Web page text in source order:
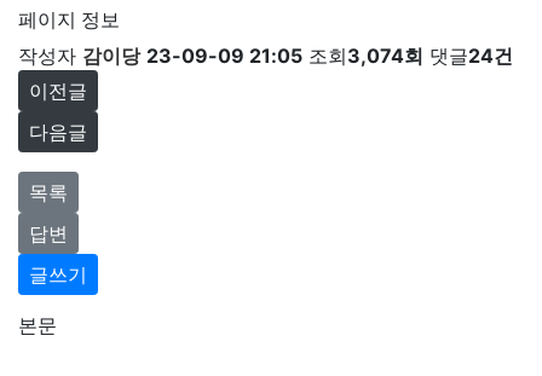
페이지 정보
작성자 감이당 23-09-09 21:05 조회3,074회 댓글24건
이전글
다음글
목록
답변
글쓰기
본문